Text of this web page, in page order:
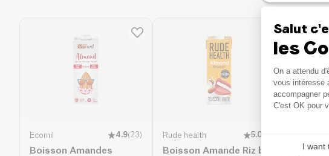
Ecomil 4.9(23)
Boisson Amandes
Rude health 5.0
Boisson Amande Riz bio
Salut
les
On a attendu
vous intéresse
accompagner
C'est OK pour
I want